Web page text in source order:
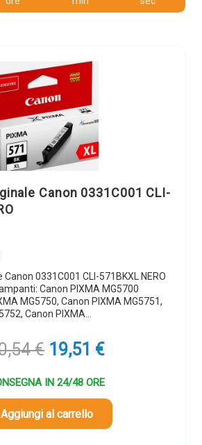
Canon 0331C001 CLI-
0331C001 CLI-571BKXL NERO
Canon PIXMA MG5700
MG5750, Canon PIXMA MG5751,
Canon PIXMA…
€ Il
originale
era:
20,54 €.
19,51 €Il
attuale
è:
IN 24/48 ORE
Aggiungi al carrello